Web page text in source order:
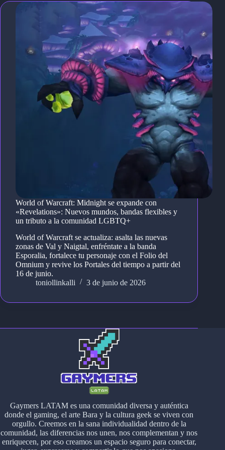
World of Warcraft: Midnight se expande con
«Revelations»: Nuevos mundos, bandas flexibles y
un tributo a la comunidad LGBTQ+
World of Warcraft se actualiza: asalta las nuevas
zonas de Val y Naigtal, enfréntate a la banda
Esporalia, fortalece tu personaje con el Folio del
Omnium y revive los Portales del tiempo a partir del
16 de junio.
toniollinkalli
3 de junio de 2026
Gaymers LATAM es una comunidad diversa y auténtica
donde el gaming, el arte Bara y la cultura geek se viven con
orgullo. Creemos en la sana individualidad dentro de la
comunidad, las diferencias nos unen, nos complementan y nos
enriquecen, por eso creamos un espacio seguro para conectar,